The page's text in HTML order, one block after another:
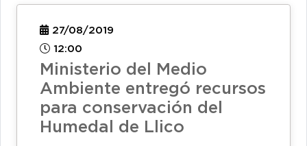
27/08/2019
12:00
Ministerio del Medio
Ambiente entregó recursos
para conservación del
Humedal de Llico